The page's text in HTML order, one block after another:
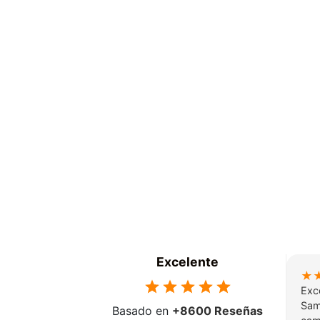
Excelente
Basado en +8600 Reseñas
★